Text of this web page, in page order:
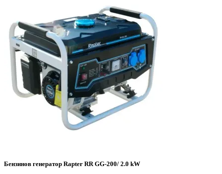
Бензинов генератор Rapter RR GG-200/ 2.0 kW